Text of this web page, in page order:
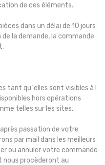
de ces éléments.
dans un délai de 10 jours
la demande, la commande
tant qu´elles sont visibles à l
hors opérations
telles sur les sites.
passation de votre
par mail dans les meilleurs
ou annuler votre commande
nous procèderont au